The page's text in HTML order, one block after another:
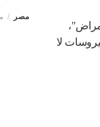
لا
مصر